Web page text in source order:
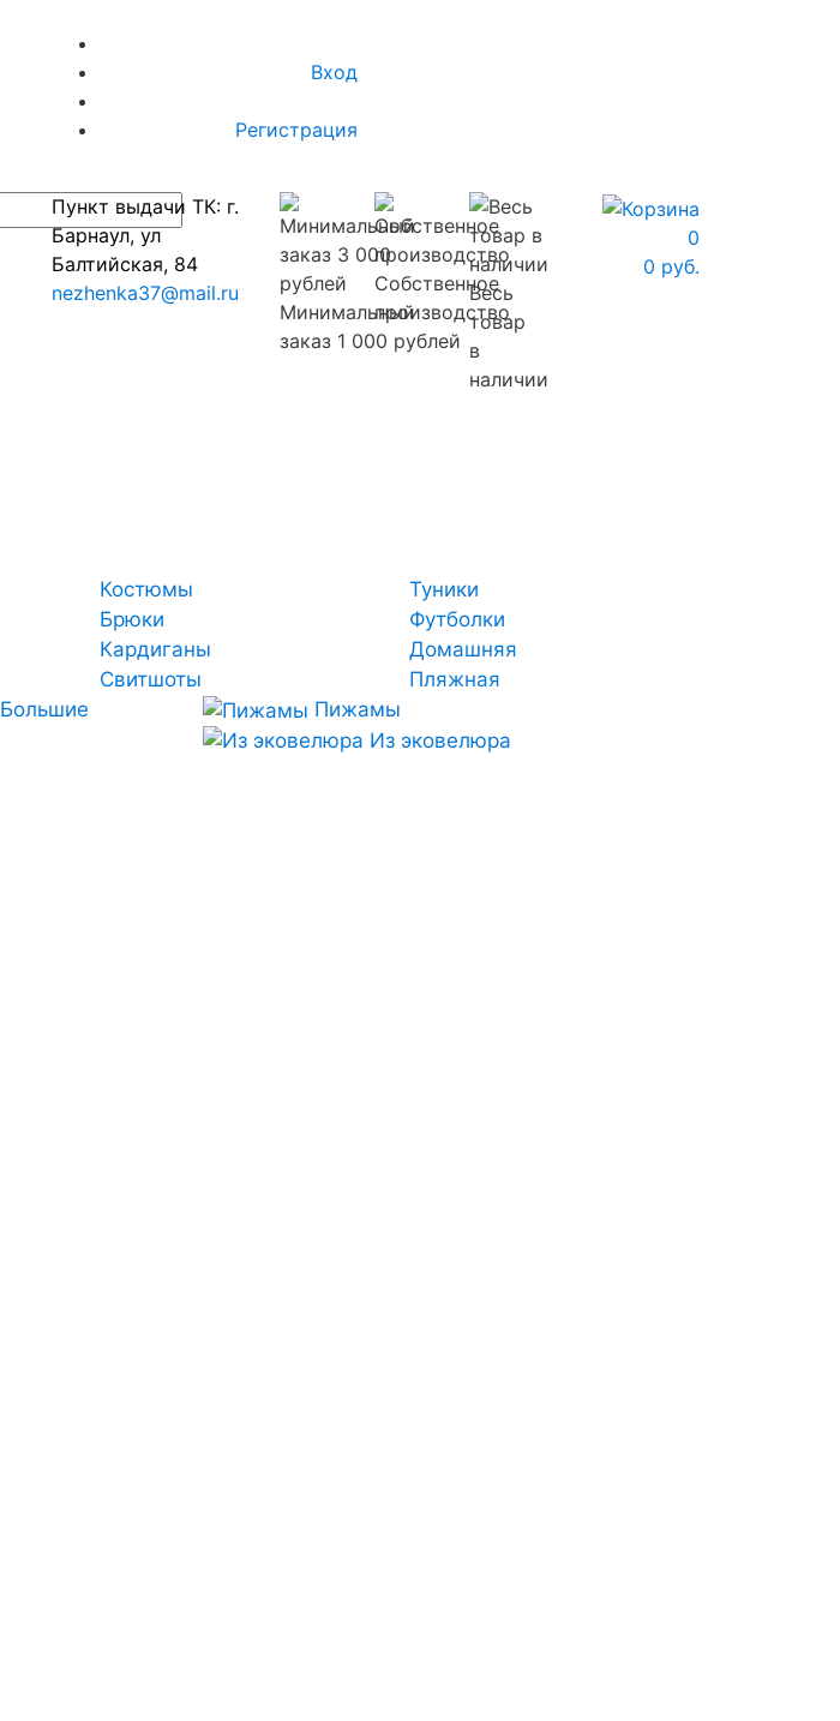
Вход
Регистрация
Пункт выдачи ТК: г.
Барнаул, ул
Балтийская, 84
nezhenka37@mail.ru
Минимальный
заказ 1 000 рублей
Собственное
производство
Весь
товар
в
наличии
0
0 руб.
Костюмы
Туники
Брюки
Футболки
Кардиганы
Домашняя
Свитшоты
Пляжная
Большие
Пижамы
Из эковелюра